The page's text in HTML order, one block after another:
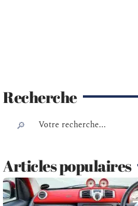
Recherche
Articles populaires